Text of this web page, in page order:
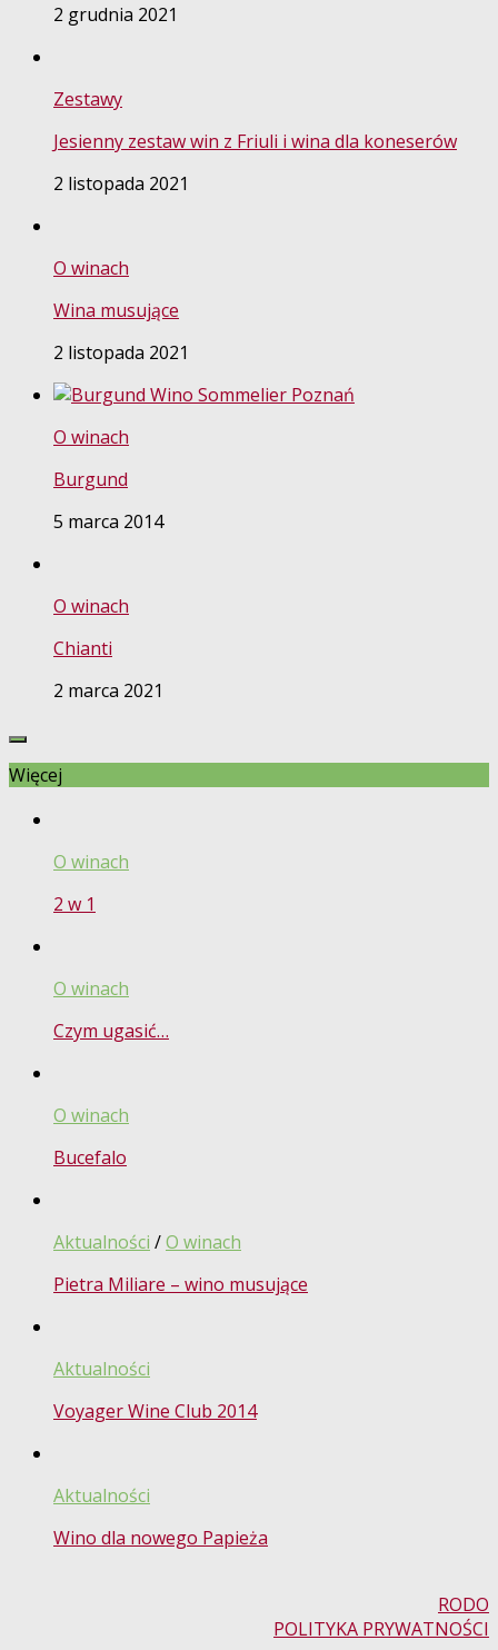
2 grudnia 2021
Zestawy
Jesienny zestaw win z Friuli i wina dla koneserów
2 listopada 2021
O winach
Wina musujące
2 listopada 2021
O winach
Burgund
5 marca 2014
O winach
Chianti
2 marca 2021
Więcej
O winach
2 w 1
O winach
Czym ugasić…
O winach
Bucefalo
Aktualności /O winach
Pietra Miliare – wino musujące
Aktualności
Voyager Wine Club 2014
Aktualności
Wino dla nowego Papieża
RODO
POLITYKA PRYWATNOŚCI